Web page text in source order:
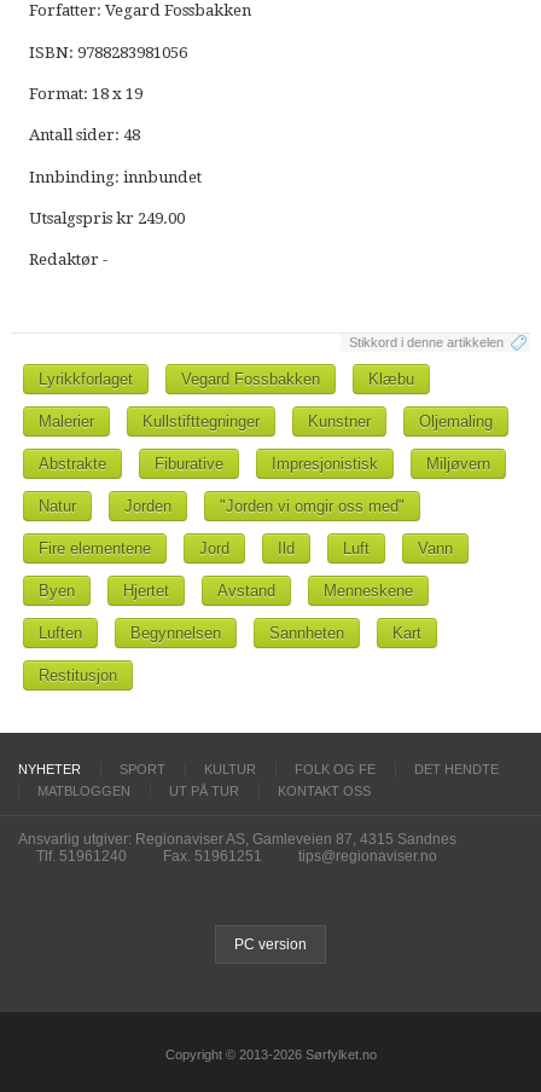
Forfatter: Vegard Fossbakken
ISBN: 9788283981056
Format: 18 x 19
Antall sider: 48
Innbinding: innbundet
Utsalgspris kr 249.00
Redaktør -
Stikkord i denne artikkelen
Lyrikkforlaget Vegard Fossbakken Klæbu
Malerier Kullstifttegninger Kunstner Oljemaling
Abstrakte Fiburative Impresjonistisk Miljøvern
Natur Jorden "Jorden vi omgir oss med"
Fire elementene Jord Ild Luft Vann
Byen Hjertet Avstand Menneskene
Luften Begynnelsen Sannheten Kart
Restitusjon
NYHETER SPORT KULTUR FOLK OG FE
DET HENDTE
MATBLOGGEN
UT PÅ TUR KONTAKT OSS
Ansvarlig utgiver: Regionaviser AS, Gamleveien 87, 4315 Sandnes
Tlf. 51961240
Fax. 51961251 tips@regionaviser.no
PC version
Copyright © 2013-2026 Sørfylket.no